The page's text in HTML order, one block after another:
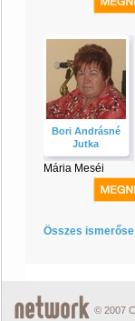
Bori Andrásné
Jutka
Mária Meséi
Összes ismerőse
© 2007